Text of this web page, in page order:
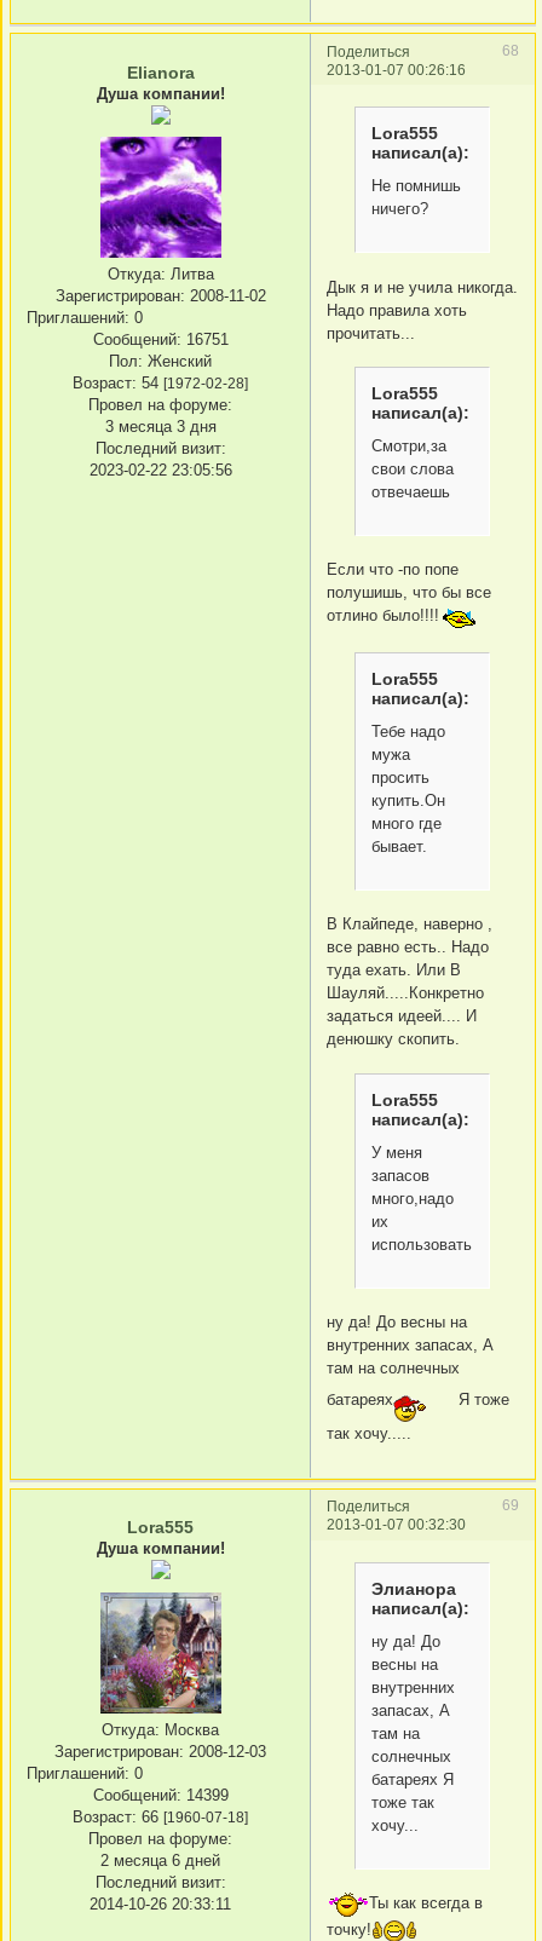
Поделиться
68
2013-01-07 00:26:16
Elianora
Душа компании!
Откуда: Литва
Зарегистрирован: 2008-11-02
Приглашений: 0
Сообщений: 16751
Пол: Женский
Возраст: 54 [1972-02-28]
Провел на форуме:
3 месяца 3 дня
Последний визит:
2023-02-22 23:05:56
Lora555
написал(а):
Не помнишь
ничего?
Дык я и не учила никогда.
Надо правила хоть
прочитать...
Lora555
написал(а):
Смотри,за
свои слова
отвечаешь
Если что -по попе
полушишь, что бы все
отлино было!!!!
Lora555
написал(а):
Тебе надо
мужа
просить
купить.Он
много где
бывает.
В Клайпеде, наверно ,
все равно есть.. Надо
туда ехать. Или В
Шауляй.....Конкретно
задаться идеей.... И
денюшку скопить.
Lora555
написал(а):
У меня
запасов
много,надо
их
использовать
ну да! До весны на
внутренних запасах, А
там на солнечных
батареях
Я тоже
так хочу.....
Поделиться
69
2013-01-07 00:32:30
Lora555
Душа компании!
Откуда: Москва
Зарегистрирован: 2008-12-03
Приглашений: 0
Сообщений: 14399
Возраст: 66 [1960-07-18]
Провел на форуме:
2 месяца 6 дней
Последний визит:
2014-10-26 20:33:11
Элианора
написал(а):
ну да! До
весны на
внутренних
запасах, А
там на
солнечных
батареях Я
тоже так
хочу...
Ты как всегда в
точку!